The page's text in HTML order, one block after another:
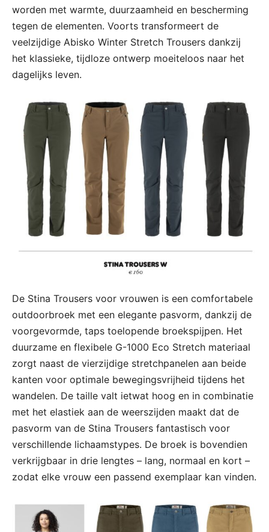
worden met warmte, duurzaamheid en bescherming
tegen de elementen. Voorts transformeert de
veelzijdige Abisko Winter Stretch Trousers dankzij
het klassieke, tijdloze ontwerp moeiteloos naar het
dagelijks leven.
De Stina Trousers voor vrouwen is een comfortabele
outdoorbroek met een elegante pasvorm, dankzij de
voorgevormde, taps toelopende broekspijpen. Het
duurzame en flexibele G-1000 Eco Stretch materiaal
zorgt naast de vierzijdige stretchpanelen aan beide
kanten voor optimale bewegingsvrijheid tijdens het
wandelen. De taille valt ietwat hoog en in combinatie
met het elastiek aan de weerszijden maakt dat de
pasvorm van de Stina Trousers fantastisch voor
verschillende lichaamstypes. De broek is bovendien
verkrijgbaar in drie lengtes – lang, normaal en kort –
zodat elke vrouw een passend exemplaar kan vinden.